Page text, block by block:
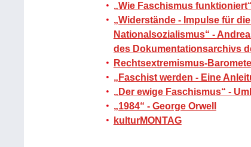
„Wie Faschismus
„Widerstände - Impulse für
Nationalsozialismus“ -
des Dokumentationsarchivs
Rechtsextremismus-
„Faschist werden - Eine
„Der ewige Faschismus“ -
„1984“ - George Orwell
kulturMONTAG